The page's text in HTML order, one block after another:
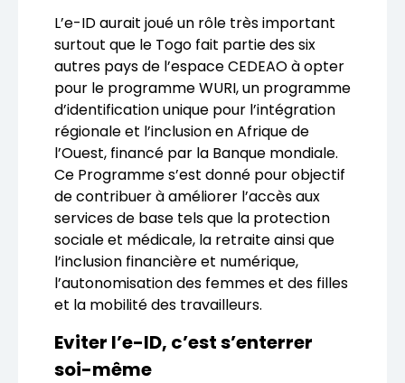
L’e-ID aurait joué un rôle très important
surtout que le Togo fait partie des six
autres pays de l’espace CEDEAO à opter
pour le programme WURI, un programme
d’identification unique pour l’intégration
régionale et l’inclusion en Afrique de
l’Ouest, financé par la Banque mondiale.
Ce Programme s’est donné pour objectif
de contribuer à améliorer l’accès aux
services de base tels que la protection
sociale et médicale, la retraite ainsi que
l’inclusion financière et numérique,
l’autonomisation des femmes et des filles
et la mobilité des travailleurs.
Eviter l’e-ID, c’est s’enterrer
soi-même